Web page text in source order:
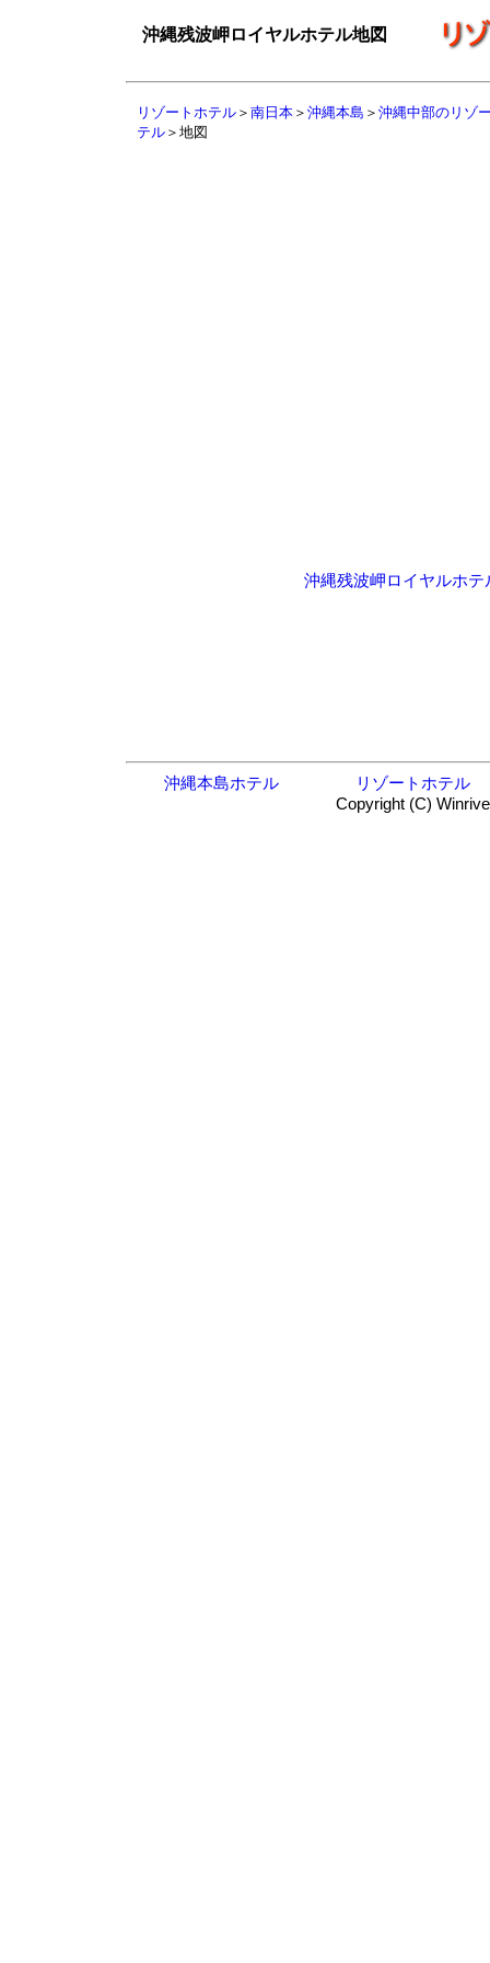
沖縄残波岬ロイヤルホテル地図
リゾートホテル ＞ 南日本 ＞ 沖縄本島 ＞ 沖縄中部のリゾ
テル ＞地図
沖縄残波岬ロイヤルホテ
沖縄本島ホテル
リゾートホテル
Copyright (C)